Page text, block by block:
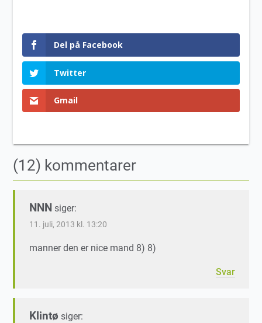
Del på Facebook
Twitter
Gmail
(12) kommentarer
NNN siger:
11. juli, 2013 kl. 13:20
manner den er nice mand 8) 8)
Svar
Klintø siger: